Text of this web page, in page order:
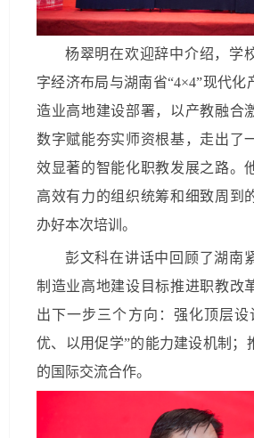
杨翠明在欢迎辞中介绍，学
字经济布局与湖南省“4×4”现代化
造业高地建设部署，以产教融合
数字赋能夯实师资根基，走出了
效显著的智能化职教发展之路。
高效有力的组织统筹和细致周到
办好本次培训。
彭文科在讲话中回顾了湖南
制造业高地建设目标推进职教改
出下一步三个方向：强化顶层设
优、以用促学”的能力建设机制；
的国际交流合作。